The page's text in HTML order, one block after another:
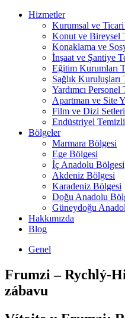
Hizmetler
Kurumsal ve
Konut ve Bireysel
Konaklama ve
İnşaat ve Şantiye
Eğitim Kurumları
Sağlık
Yardımcı
Apartman ve Site
Film ve Dizi
Endüstriyel
Bölgeler
Marmara Bölgesi
Ege Bölgesi
İç Anadolu Bölgesi
Akdeniz Bölgesi
Karadeniz Bölgesi
Doğu Anadolu
Güneydoğu
Hakkımızda
Blog
Genel
Frumzi –
zábavu